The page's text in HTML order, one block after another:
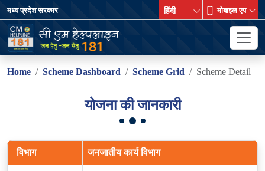
मध्य प्रदेश सरकार मोबाइल एप
Home Scheme Dashboard Scheme Grid Scheme Detail
योजना की जानकारी
विभाग जनजातीय कार्य विभाग